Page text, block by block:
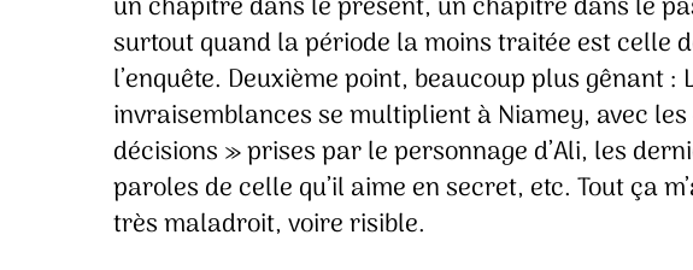
surtout quand la période la moins traitée est celle
l’enquête. Deuxième point, beaucoup plus gênant :
invraisemblances se multiplient à Niamey, avec
décisions » prises par le personnage d’Ali, les
paroles de celle qu’il aime en secret, etc. Tout ça
très maladroit, voire risible.